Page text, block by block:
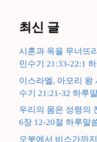
최신 글
시혼과 옥을 무너뜨
민수기 21:33-22:1
이스라엘, 아모리 왕
수기 21:21-32 하루
우리의 몸은 성령의
6장 12-20절 하루말
오봇에서 비스가까